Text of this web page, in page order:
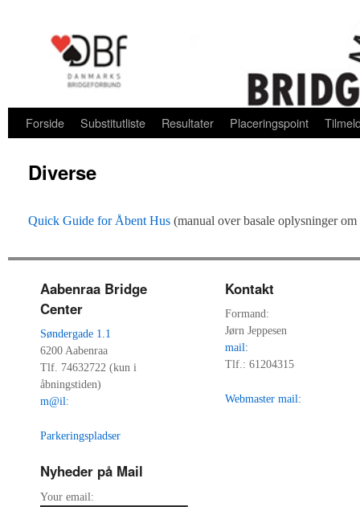
Forside Substitutliste Resultater Placeringspoint
Diverse
Quick Guide for Åbent Hus (manual over basale oplysninger
Aabenraa Bridge
Center
Søndergade 1.1
6200 Aabenraa
Tlf. 74632722 (kun i
åbningstiden)
m@il:
Parkeringspladser
Nyheder på Mail
Your email:
Kontakt
Formand:
Jørn Jeppesen
mail:
Tlf.: 61204315
Webmaster mail: